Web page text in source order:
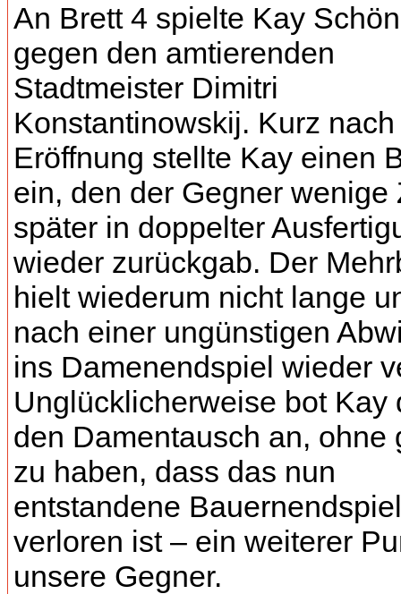
An Brett 4 spielte Kay
gegen den amtierenden
Stadtmeister Dimitri
Konstantinowskij. Kurz
Eröffnung stellte Kay einen
ein, den der Gegner wenige
später in doppelter
wieder zurückgab. Der
hielt wiederum nicht lange
nach einer ungünstigen
ins Damenendspiel wieder
Unglücklicherweise bot Kay
den Damentausch an, ohne
zu haben, dass das nun
entstandene Bauernendspiel
verloren ist – ein weiterer
unsere Gegner.